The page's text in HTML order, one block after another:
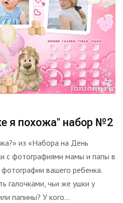
я похожа" набор №2
из «Набора на День
с фотографиями мамы и папы в
вашего ребенка.
галочками, чьи же ушки у
папины? У кого...